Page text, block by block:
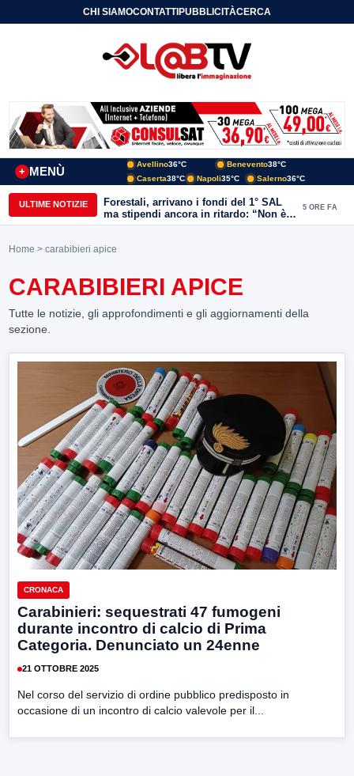
CHI SIAMOCONTATTIPUBBLICITÀCERCA
MENÙ
+
Avellino36°C Benevento38°C
Caserta38°C Napoli35°C Salerno36°C
ULTIME NOTIZIE
Forestali, arrivano i fondi del 1° SAL
ma stipendi ancora in ritardo: “Non è
più sostenibile”
5 ORE FA
Home > carabibieri apice
CARABIBIERI APICE
Tutte le notizie, gli approfondimenti e gli aggiornamenti della
sezione.
CRONACA
Carabinieri: sequestrati 47 fumogeni
durante incontro di calcio di Prima
Categoria. Denunciato un 24enne
21 OTTOBRE 2025
Nel corso del servizio di ordine pubblico predisposto in
occasione di un incontro di calcio valevole per il...